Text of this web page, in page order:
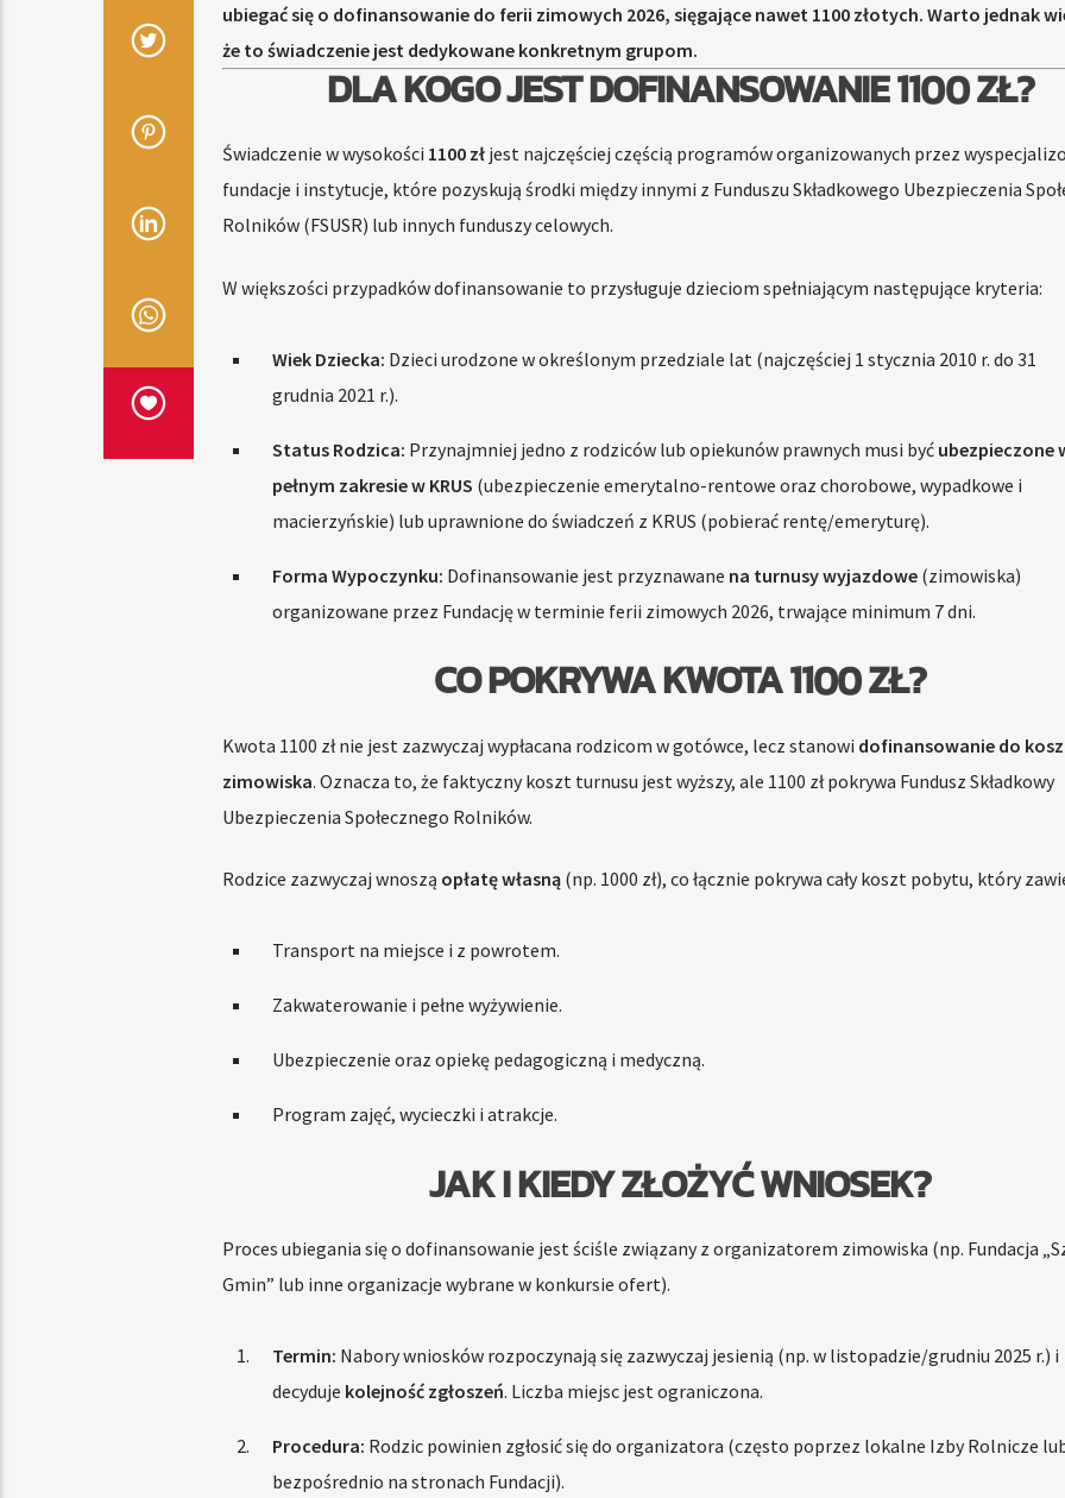
ubiegać się o dofinansowanie do ferii zimowych 2026, sięgające nawet 1100 złotych. Warto jednak
że to świadczenie jest dedykowane konkretnym grupom.
DLA KOGO JEST DOFINANSOWANIE 1100 ZŁ?
Świadczenie w wysokości 1100 złjest najczęściej częścią programów organizowanych przez
fundacje i instytucje, które pozyskują środki między innymi z Funduszu Składkowego Ubezpieczenia
Rolników (FSUSR) lub innych funduszy celowych.
W większości przypadków dofinansowanie to przysługuje dzieciom spełniającym następujące kryteria:
Wiek Dziecka: Dzieci urodzone w określonym przedziale lat (najczęściej 1 stycznia 2010 r. do 31
grudnia 2021 r.).
Status Rodzica: Przynajmniej jedno z rodziców lub opiekunów prawnych musi być ubezpieczone
pełnym zakresie w KRUS (ubezpieczenie emerytalno-rentowe oraz chorobowe, wypadkowe i
macierzyńskie) lub uprawnione do świadczeń z KRUS (pobierać rentę/emeryturę).
Forma Wypoczynku: Dofinansowanie jest przyznawane na turnusy wyjazdowe(zimowiska)
organizowane przez Fundację w terminie ferii zimowych 2026, trwające minimum 7 dni.
CO POKRYWA KWOTA 1100 ZŁ?
Kwota 1100 zł nie jest zazwyczaj wypłacana rodzicom w gotówce, lecz stanowi dofinansowanie do
zimowiska. Oznacza to, że faktyczny koszt turnusu jest wyższy, ale 1100 zł pokrywa Fundusz Składkowy
Ubezpieczenia Społecznego Rolników.
Rodzice zazwyczaj wnoszą opłatę własną(np. 1000 zł), co łącznie pokrywa cały koszt pobytu, który
Transport na miejsce i z powrotem.
Zakwaterowanie i pełne wyżywienie.
Ubezpieczenie oraz opiekę pedagogiczną i medyczną.
Program zajęć, wycieczki i atrakcje.
JAK I KIEDY ZŁOŻYĆ WNIOSEK?
Proces ubiegania się o dofinansowanie jest ściśle związany z organizatorem zimowiska (np. Fundacja
Gmin” lub inne organizacje wybrane w konkursie ofert).
Termin: Nabory wniosków rozpoczynają się zazwyczaj jesienią (np. w listopadzie/grudniu 2025 r.) i
decyduje kolejność zgłoszeń. Liczba miejsc jest ograniczona.
Procedura: Rodzic powinien zgłosić się do organizatora (często poprzez lokalne Izby Rolnicze
bezpośrednio na stronach Fundacji).